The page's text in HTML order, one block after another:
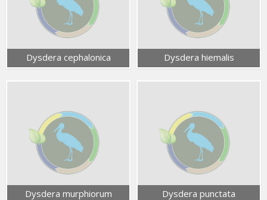
Dysdera cephalonica Dysdera hiemalis
Dysdera murphiorum Dysdera punctata